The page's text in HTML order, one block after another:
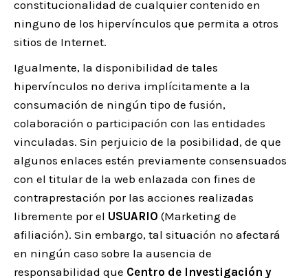
constitucionalidad de cualquier contenido en
ninguno de los hipervínculos que permita a otros
sitios de Internet.
Igualmente, la disponibilidad de tales
hipervínculos no deriva implícitamente a la
consumación de ningún tipo de fusión,
colaboración o participación con las entidades
vinculadas. Sin perjuicio de la posibilidad, de que
algunos enlaces estén previamente consensuados
con el titular de la web enlazada con fines de
contraprestación por las acciones realizadas
libremente por el USUARIO (Marketing de
afiliación). Sin embargo, tal situación no afectará
en ningún caso sobre la ausencia de
responsabilidad que Centro de Investigación y